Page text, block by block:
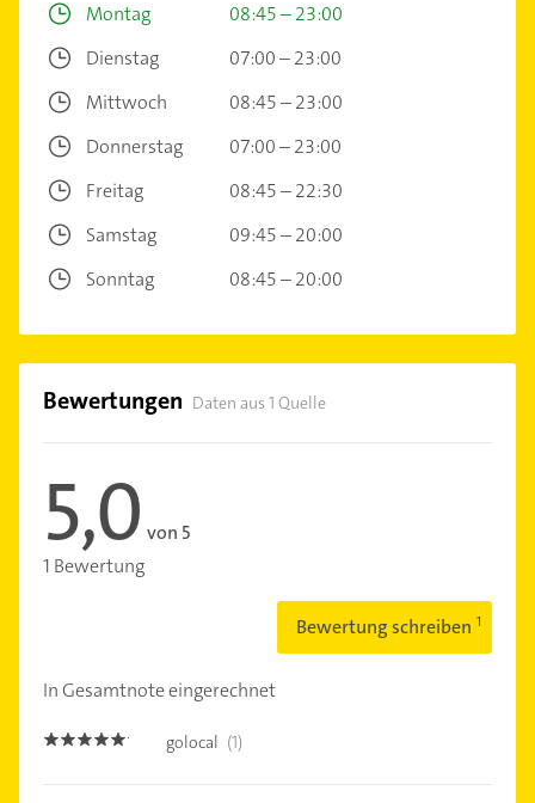
Montag
08:45 – 23:00
Dienstag
07:00 – 23:00
Mittwoch
08:45 – 23:00
Donnerstag
07:00 – 23:00
Freitag
08:45 – 22:30
Samstag
09:45 – 20:00
Sonntag
08:45 – 20:00
Bewertungen Daten aus 1 Quelle
5,0 von 5
1 Bewertung
Bewertung schreiben
In Gesamtnote eingerechnet
5.0 golocal (1)